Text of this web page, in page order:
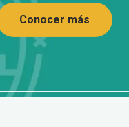
Conocer más